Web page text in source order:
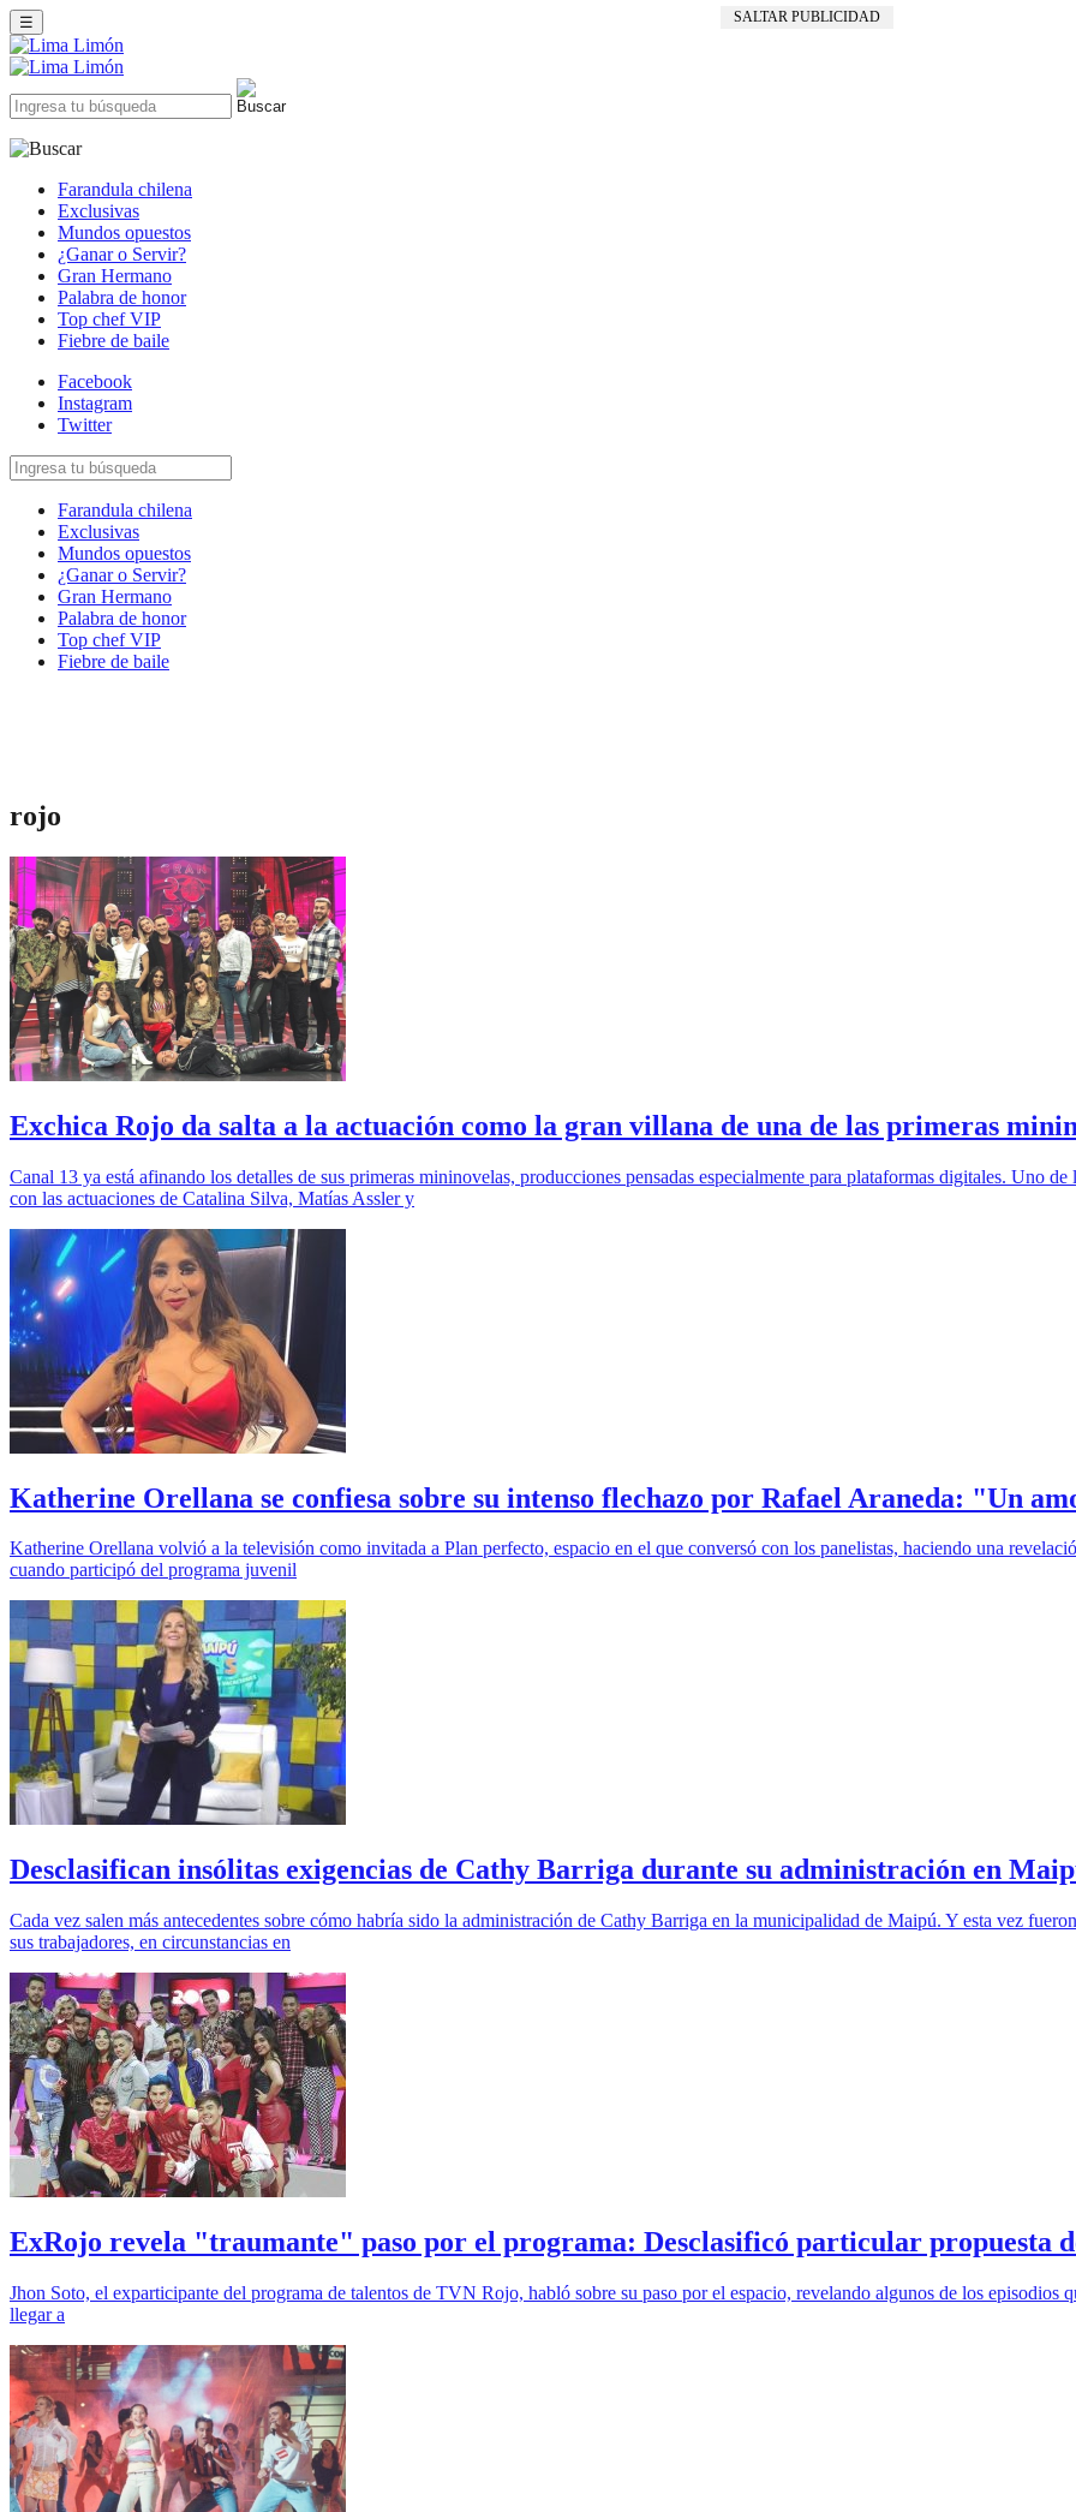
SALTAR PUBLICIDAD
☰
Farandula chilena
Exclusivas
Mundos opuestos
¿Ganar o Servir?
Gran Hermano
Palabra de honor
Top chef VIP
Fiebre de baile
Facebook
Instagram
Twitter
Farandula chilena
Exclusivas
Mundos opuestos
¿Ganar o Servir?
Gran Hermano
Palabra de honor
Top chef VIP
Fiebre de baile
rojo
Exchica Rojo da salta a la actuación como la gran villana de una de las primeras
Canal 13 ya está afinando los detalles de sus primeras mininovelas, producciones pensadas especialmente para plataformas digitales. Uno
con las actuaciones de Catalina Silva, Matías Assler y
Katherine Orellana se confiesa sobre su intenso flechazo por Rafael Araneda: "Un
Katherine Orellana volvió a la televisión como invitada a Plan perfecto, espacio en el que conversó con los panelistas, haciendo una
cuando participó del programa juvenil
Desclasifican insólitas exigencias de Cathy Barriga durante su administración en
Cada vez salen más antecedentes sobre cómo habría sido la administración de Cathy Barriga en la municipalidad de Maipú. Y esta vez
sus trabajadores, en circunstancias en
ExRojo revela "traumante" paso por el programa: Desclasificó particular propuesta
Jhon Soto, el exparticipante del programa de talentos de TVN Rojo, habló sobre su paso por el espacio, revelando algunos de los episodios
llegar a